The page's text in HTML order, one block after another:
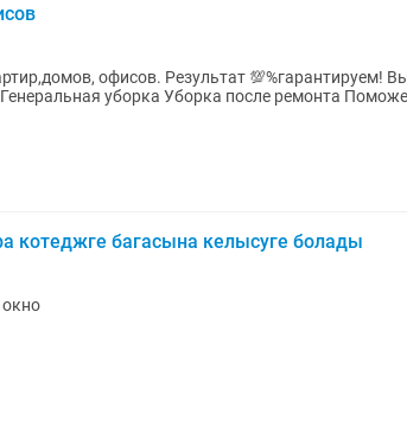
офисов. Результат 💯%гарантируем!
уборка Уборка после ремонта
котеджге багасына келысуге болады